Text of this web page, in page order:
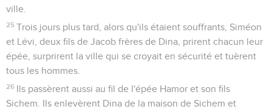
ville.
25 Trois jours plus tard, alors qu'ils étaient souffrants, Siméon
et Lévi, deux fils de Jacob frères de Dina, prirent chacun leur
épée, surprirent la ville qui se croyait en sécurité et tuèrent
tous les hommes.
26 Ils passèrent aussi au fil de l'épée Hamor et son fils
Sichem. Ils enlevèrent Dina de la maison de Sichem et